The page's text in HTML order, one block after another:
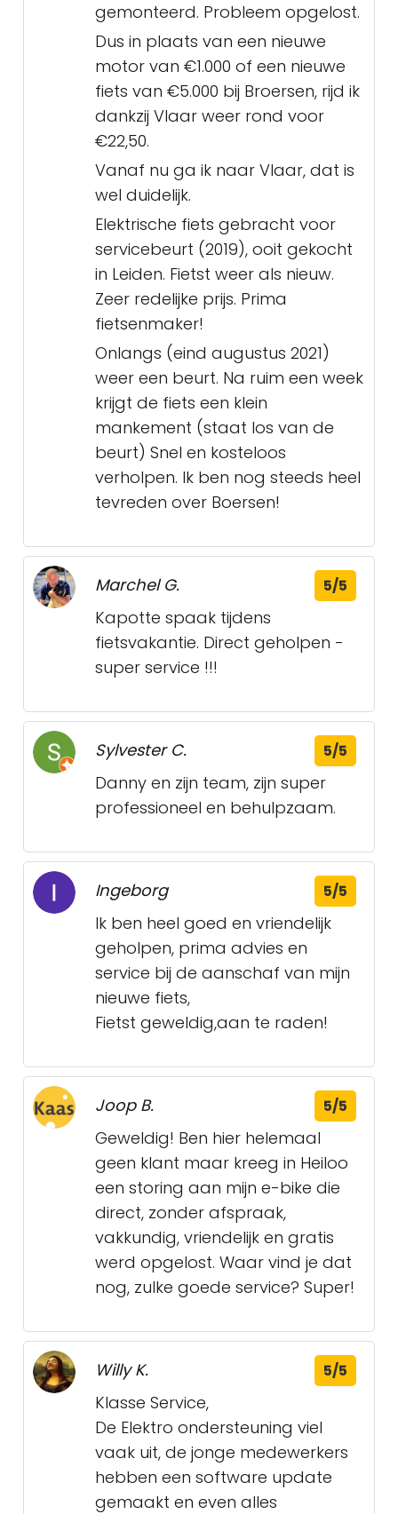
gemonteerd. Probleem opgelost.
Dus in plaats van een nieuwe
motor van €1.000 of een nieuwe
fiets van €5.000 bij Broersen, rijd ik
dankzij Vlaar weer rond voor
€22,50.
Vanaf nu ga ik naar Vlaar, dat is
wel duidelijk.
Elektrische fiets gebracht voor
servicebeurt (2019), ooit gekocht
in Leiden. Fietst weer als nieuw.
Zeer redelijke prijs. Prima
fietsenmaker!
Onlangs (eind augustus 2021)
weer een beurt. Na ruim een week
krijgt de fiets een klein
mankement (staat los van de
beurt) Snel en kosteloos
verholpen. Ik ben nog steeds heel
tevreden over Boersen!
Marchel G. 5/5
Kapotte spaak tijdens
fietsvakantie. Direct geholpen -
super service !!!
Sylvester C. 5/5
Danny en zijn team, zijn super
professioneel en behulpzaam.
Ingeborg 5/5
Ik ben heel goed en vriendelijk
geholpen, prima advies en
service bij de aanschaf van mijn
nieuwe fiets,
Fietst geweldig,aan te raden!
Joop B. 5/5
Geweldig! Ben hier helemaal
geen klant maar kreeg in Heiloo
een storing aan mijn e-bike die
direct, zonder afspraak,
vakkundig, vriendelijk en gratis
werd opgelost. Waar vind je dat
nog, zulke goede service? Super!
Willy K. 5/5
Klasse Service,
De Elektro ondersteuning viel
vaak uit, de jonge medewerkers
hebben een software update
gemaakt en even alles